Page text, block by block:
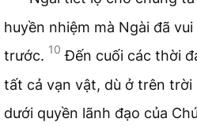
huyền nhiệm mà Ngài đã
trước. 10 Đến cuối các thời
tất cả vạn vật, dù ở trên trời
dưới quyền lãnh đạo của